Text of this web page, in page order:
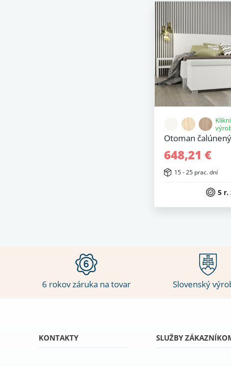
Otoman
648,21 €
15 - 25 prac. dní
5 r.
6 rokov záruka na tovar Slovenský
KONTAKTY SLUŽBY